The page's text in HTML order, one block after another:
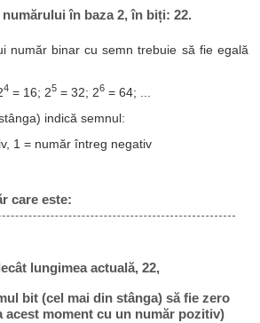
în baza 2, în biți: 22.
număr binar cu semn trebuie să fie egală
4 = 16; 25 = 32; 26 = 64; ...
indică semnul:
1 = număr întreg negativ
care este:
lungimea actuală, 22,
bit (cel mai din stânga) să fie zero
acest moment cu un număr pozitiv)